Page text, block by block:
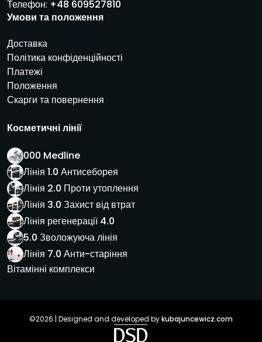
т
а
Телефон: +48 609527810
Умови та положення
Доставка
Політика конфіденційності
Платежі
Положення
Скарги та повернення
Косметичні лінії
000 Medline
Лінія 1.0 Антисеборея
Лінія 2.0 Проти утоплення
Лінія 3.0 Захист від втрат
Лінія регенерації 4.0
5.0 Зволожуюча лінія
Лінія 7.0 Анти-старіння
Вітамінні комплекси
©2026 | Designed and developed bykubajuncewicz.com